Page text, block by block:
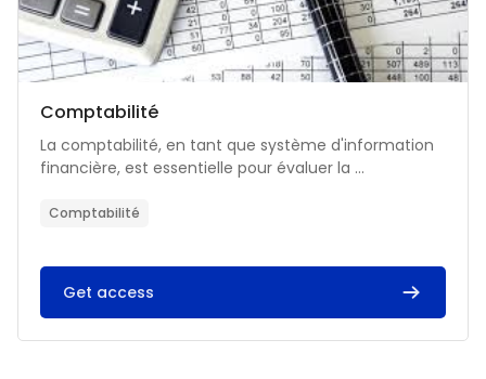
Catégorie de cours
Nom du cours
Comptabilité
Résumé du cours :
La comptabilité, en tant que système d'information
financière, est essentielle pour évaluer la ...
Comptabilité
Get access